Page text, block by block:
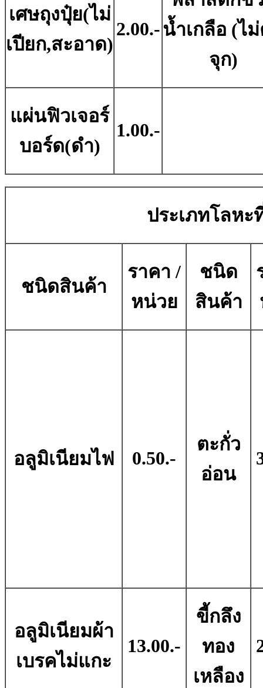
เศษถุงปุ๋ย(ไม่
เปียก,สะอาด)
2.00.-น้ำเกลือ (ไ
จุก)
แผ่นฟิวเจอร์
บอร์ด(ดํา)
1.00.-
ประเภทโลหะ
ชนิดสินค้า
ราคา /
หน่วย
ชนิด
สินค้า
อลูมิเนียมไฟ 0.50.-
ตะกั่ว
อ่อน
อลูมิเนียมผ้า
เบรคไม่แกะ
13.00.-
ขี้กลึง
ทอง
เหลือง